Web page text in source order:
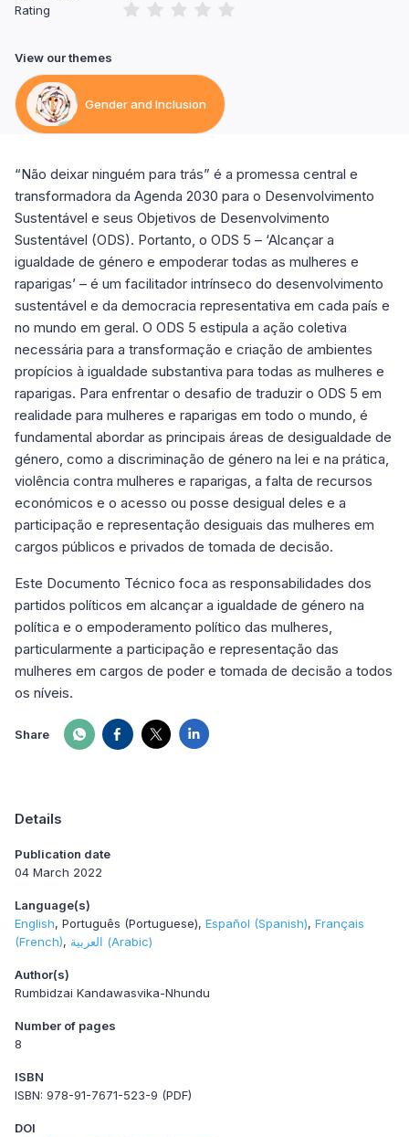
“Não deixar ninguém para trás” é a promessa central e
transformadora da Agenda 2030 para o Desenvolvimento
Sustentável e seus Objetivos de Desenvolvimento
Sustentável (ODS). Portanto, o ODS 5 – ‘Alcançar a
igualdade de género e empoderar todas as mulheres e
raparigas’ – é um facilitador intrínseco do desenvolvimento
sustentável e da democracia representativa em cada país e
no mundo em geral. O ODS 5 estipula a ação coletiva
necessária para a transformação e criação de ambientes
propícios à igualdade substantiva para todas as mulheres e
raparigas. Para enfrentar o desafio de traduzir o ODS 5 em
realidade para mulheres e raparigas em todo o mundo, é
fundamental abordar as principais áreas de desigualdade de
género, como a discriminação de género na lei e na prática,
violência contra mulheres e raparigas, a falta de recursos
económicos e o acesso ou posse desigual deles e a
participação e representação desiguais das mulheres em
cargos públicos e privados de tomada de decisão.
Este Documento Técnico foca as responsabilidades dos
partidos políticos em alcançar a igualdade de género na
política e o empoderamento político das mulheres,
particularmente a participação e representação das
mulheres em cargos de poder e tomada de decisão a todos
os níveis.
Share
Details
Publication date
04 March 2022
Language(s)
English Português (Portuguese) Español (Spanish) Français
(French)
العربية (Arabic)
Author(s)
Rumbidzai Kandawasvika-Nhundu
Number of pages
8
ISBN
ISBN: 978-91-7671-523-9 (PDF)
DOI
Rating
View our themes
Gender and Inclusion